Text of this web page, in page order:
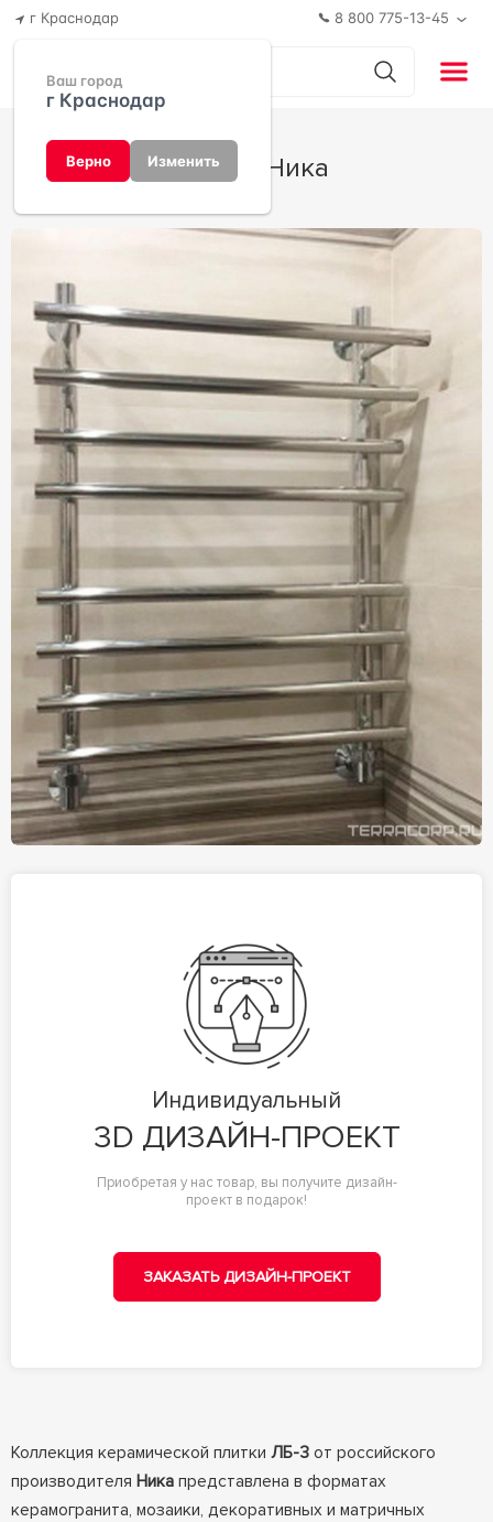
г Краснодар
Ваш город
г Краснодар
Верно Изменить
8 800 775-13-45
ЛБ-3 от Ника
Индивидуальный
3D ДИЗАЙН-ПРОЕКТ
Приобретая у нас товар, вы получите дизайн-
проект в подарок!
ЗАКАЗАТЬ ДИЗАЙН-ПРОЕКТ
Коллекция керамической плитки ЛБ-3от российского
производителя Никапредставлена в форматах
керамогранита, мозаики, декоративных и матричных